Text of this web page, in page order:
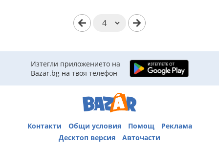
Изтегли приложението на
Bazar.bg на твоя телефон
Контакти Общи условия Помощ
Реклама
Десктоп версия
Авточасти